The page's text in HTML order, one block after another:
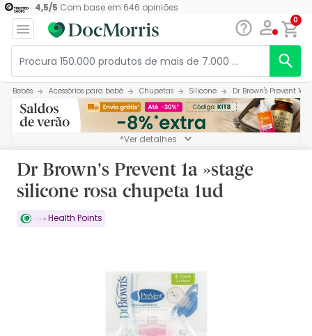
4,5/5 Com base em 646 opiniões
0
Bebés Acessórios para bebé Chupetas Silicone Dr Brown's Prevent 1a
*Ver detalhes
Dr Brown's Prevent 1a »stage
silicone rosa chupeta 1ud
Health Points